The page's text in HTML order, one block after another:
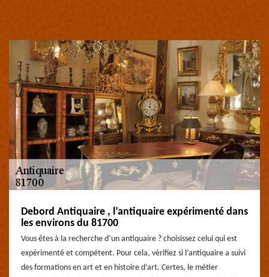
Debord Antiquaire , l’antiquaire expérimenté dans
les environs du 81700
Vous êtes à la recherche d’un antiquaire ? choisissez celui qui est
expérimenté et compétent. Pour cela, vérifiez si l’antiquaire a suivi
des formations en art et en histoire d’art. Certes, le métier